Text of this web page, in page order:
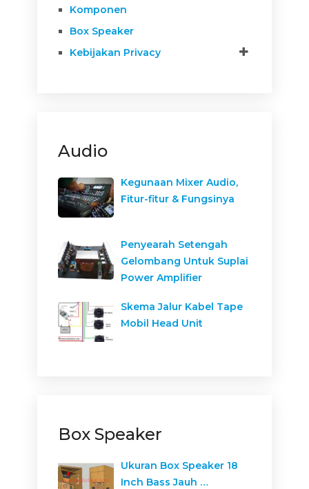
Komponen
Box Speaker
Kebijakan Privacy
Audio
Kegunaan Mixer Audio,
Fitur-fitur & Fungsinya
Penyearah Setengah
Gelombang Untuk Suplai
Power Amplifier
Skema Jalur Kabel Tape
Mobil Head Unit
Box Speaker
Ukuran Box Speaker 18
Inch Bass Jauh …